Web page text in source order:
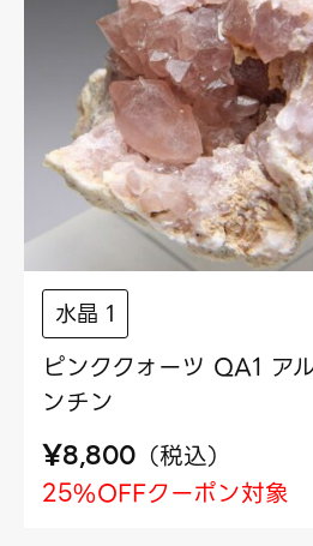
水晶 1
ピンククォーツ QA1 ア
ンチン
¥8,800 （税込）
25%OFFクーポン対象